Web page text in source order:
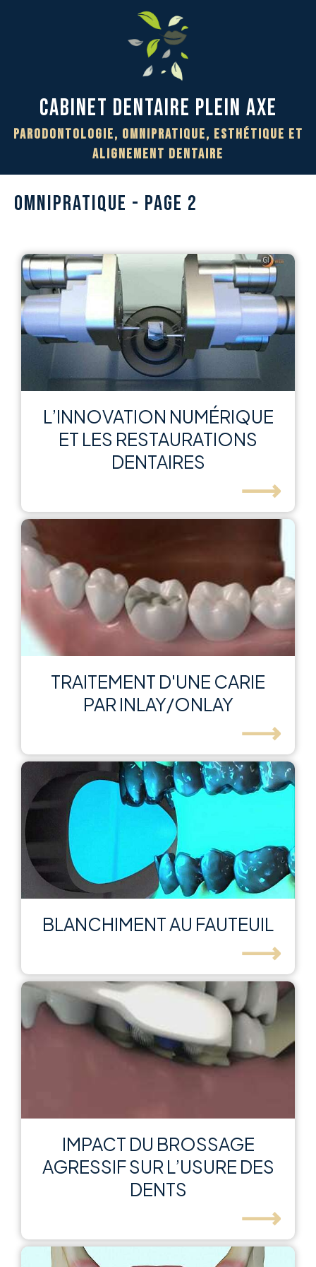
Cabinet Dentaire PLEIN AXE
Parodontologie, Omnipratique, Esthétique et
Alignement Dentaire
OMNIPRATIQUE - PAGE 2
L’INNOVATION NUMÉRIQUE
ET LES RESTAURATIONS
DENTAIRES
⟶
TRAITEMENT D'UNE CARIE
PAR INLAY/ONLAY
⟶
BLANCHIMENT AU FAUTEUIL
⟶
IMPACT DU BROSSAGE
AGRESSIF SUR L’USURE DES
DENTS
⟶